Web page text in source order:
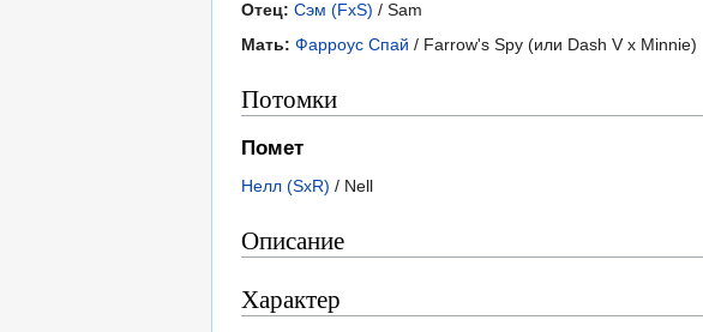
Отец: Сэм (FxS) / Sam
Мать: Фарроус Спай / Farrow's Spy (или Dash V x Minnie)
Потомки
Помет
Нелл (SxR) / Nell
Описание
Характер